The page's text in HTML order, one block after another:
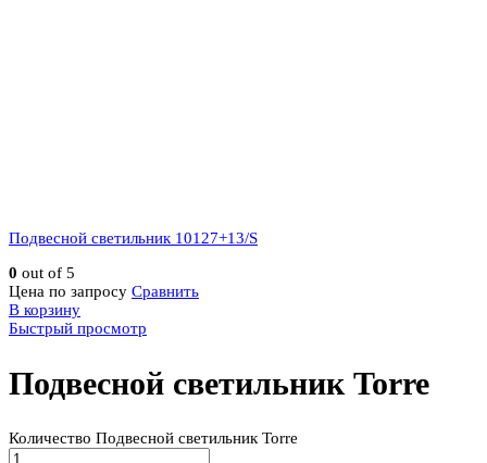
Подвесной светильник 10127+13/S
0 out of 5
Цена по запросу Сравнить
В корзину
Быстрый просмотр
Подвесной светильник Torre
Количество Подвесной светильник Torre